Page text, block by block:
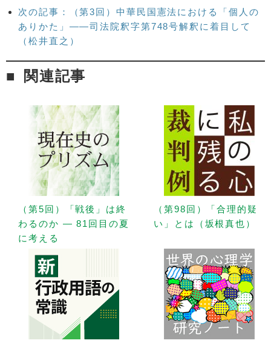
次の記事：（第3回）中華民国憲法における「個人の
ありかた」――司法院釈字第748号解釈に着目して
（松井直之）
関連記事
（第5回）「戦後」は終
わるのか — 81回目の夏
に考える
（第98回）「合理的疑
い」とは（坂根真也）